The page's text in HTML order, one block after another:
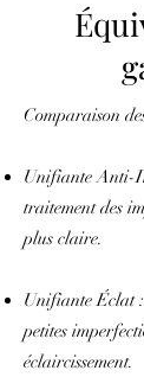
Comparaison
Unifiante Anti-
traitement des
plus claire.
Unifiante Éclat
petites
éclaircissement.